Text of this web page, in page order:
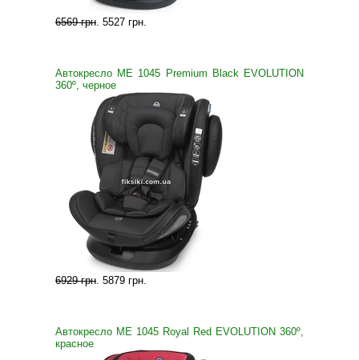
6569 грн. 5527 грн.
Автокресло ME 1045 Premium Black EVOLUTION
360º, черное
6929 грн. 5879 грн.
Автокресло ME 1045 Royal Red EVOLUTION 360º,
красное